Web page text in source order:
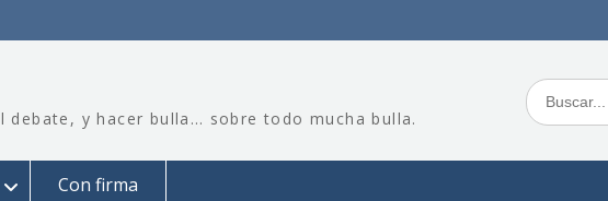
debate, y hacer bulla… sobre todo mucha bulla.
Buscar:
Con firma